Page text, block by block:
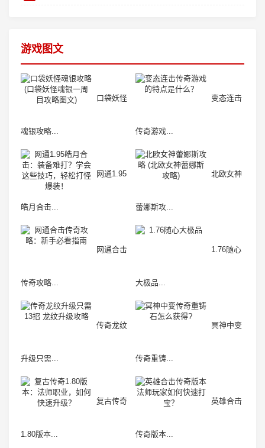
游戏图文
口袋妖怪
魂银攻略...
变态连击
传奇游戏...
网通1.95
皓月合击...
北欧女神
蕾娜斯攻...
网通合击
传奇攻略...
1.76随心
大极品...
传奇龙纹
升级只需...
冥神中变
传奇重铸...
复古传奇
1.80版本...
英雄合击
传奇版本...